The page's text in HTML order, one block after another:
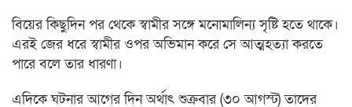
বিয়ের কিছুদিন পর থেকে স্বামীর সঙ্গে মনোমালিন্য সৃষ্টি হতে থাকে।
এরই জের ধরে স্বামীর ওপর অভিমান করে সে আত্মহত্যা করতে
পারে বলে তার ধারণা।
এদিকে ঘটনার আগের দিন অর্থাৎ শুক্রবার (৩০ আগস্ট) তাদের